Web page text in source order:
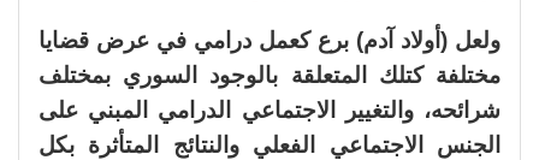
ولعل (أولاد آدم) برع كعمل درامي في عرض قضايا
مختلفة كتلك المتعلقة بالوجود السوري بمختلف
شرائحه، والتغيير الاجتماعي الدرامي المبني على
الجنس الاجتماعي الفعلي والنتائج المتأثرة بكل